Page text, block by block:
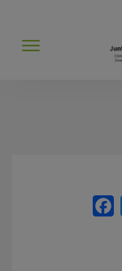
Abrir